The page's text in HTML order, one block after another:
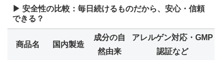
▶ 安全性の比較：毎日続けるものだから、安心・信頼
できる？
商品名 国内製造
成分の自
然由来
アレルゲン対応・GMP
認証など